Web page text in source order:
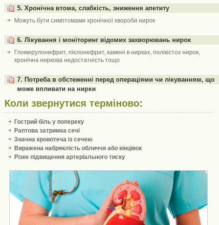
5. Хронічна втома, слабкість, зниження апетиту
Можуть бути симптомами хронічної хвороби нирок
6. Лікування і моніторинг відомих захворювань нирок
Гломерулонефрит, пієлонефрит, камені в нирках, полікістоз нирок,
хронічна ниркова недостатність тощо
7. Потреба в обстеженні перед операціями чи лікуванням, що
може впливати на нирки
Коли звернутися терміново:
Гострий біль у попереку
Раптова затримка сечі
Значна кровотеча із сечею
Виражена набряклість обличчя або кінцівок
Різке підвищення артеріального тиску